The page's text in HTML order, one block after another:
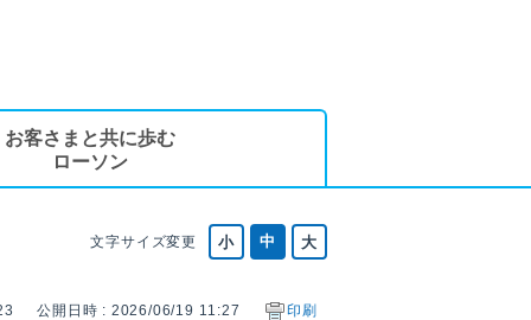
お客さまと共に歩む
ローソン
文字サイズ変更
公開日時 : 2026/06/19 11:27 印刷